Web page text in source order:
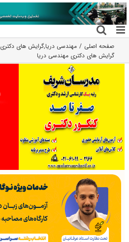
رفتن
به
محتوا
صفحه اصلی مهندسی دریا,گرایش های دکتری
گرایش های دکتری ﻣﻬﻨﺪسی درﻳﺎ